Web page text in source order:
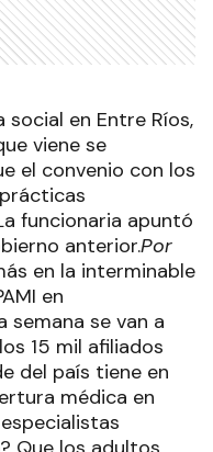
en Entre Ríos,
viene se
el convenio con los
funcionaria apuntó
anterior.Por
en la interminable
en
semana se van a
15 mil afiliados
del país tiene en
médica en